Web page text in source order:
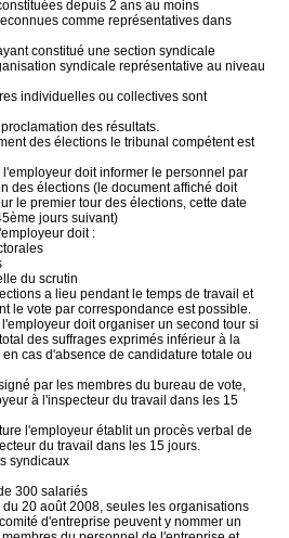
depuis 2 ans au moins
comme représentatives dans
constitué une section syndicale
syndicale représentative au niveau
individuelles ou collectives sont
des résultats.
des élections le tribunal compétent est
doit informer le personnel par
des élections (le document affiché doit
le premier tour des élections, cette date
jours suivant)
doit :
du scrutin
a lieu pendant le temps de travail et
le vote par correspondance est possible.
doit organiser un second tour si
des suffrages exprimés inférieur à la
cas d'absence de candidature totale ou
par les membres du bureau de vote,
à l'inspecteur du travail dans les 15
l'employeur établit un procès verbal de
du travail dans les 15 jours.
syndicaux
300 salariés
20 août 2008, seules les organisations
d'entreprise peuvent y nommer un